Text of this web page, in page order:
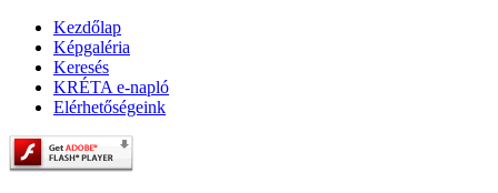
Kezdőlap
Képgaléria
Keresés
KRÉTA e-napló
Elérhetőségeink